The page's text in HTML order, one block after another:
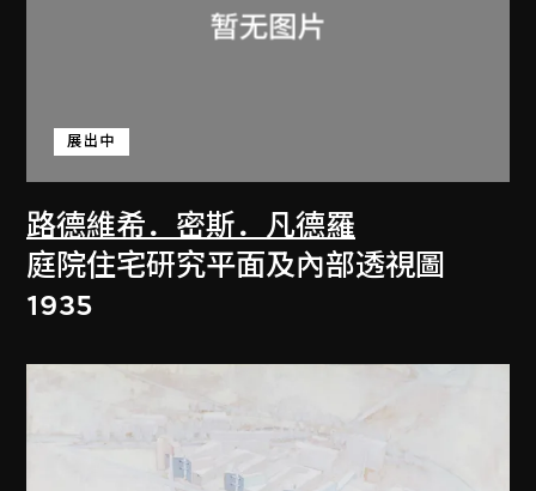
路德維希．密斯．凡德羅
展出中
庭院住宅研究平面及內部透視圖
1935